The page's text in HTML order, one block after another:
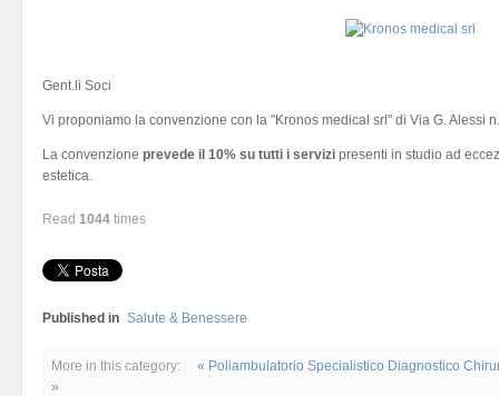
Gent.li Soci
Vi proponiamo la convenzione con la "Kronos medical srl" di Via G. Alessi
La convenzione prevede il 10% su tutti i servizi presenti in studio ad
estetica.
Read 1044 times
Published in Salute & Benessere
More in this category:
« Poliambulatorio Specialistico Diagnostico
»